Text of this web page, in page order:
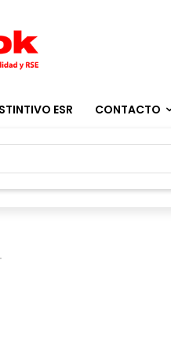
ESR CONTACTO